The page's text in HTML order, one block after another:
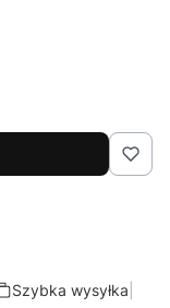
Szybka wysyłka